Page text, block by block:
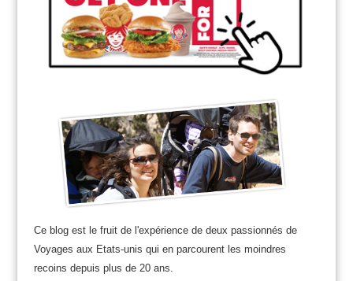
Ce blog est le fruit de l'expérience de deux passionnés de
Voyages aux Etats-unis qui en parcourent les moindres
recoins depuis plus de 20 ans.